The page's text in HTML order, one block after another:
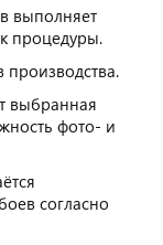
выполняет
процедуры.
выбранная
фото- и
согласно